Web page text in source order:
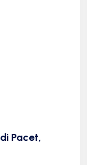
Pacet,